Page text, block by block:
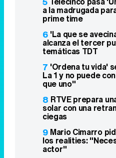
a la madrugada
prime time
6 'La que se
alcanza el tercer
temáticas TDT
7 'Ordena tu vida'
La 1 y no puede
que uno"
8 RTVE prepara
solar con una
ciegas
9 Mario Cimarro
los realities:
actor"